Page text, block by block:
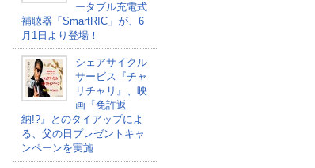
ータブル充電式
補聴器「SmartRIC」が、6
月1日より登場！
シェアサイクル
サービス『チャ
リチャリ』、映
画『免許返
納!?』とのタイアップによ
る、父の日プレゼントキャ
ンペーンを実施